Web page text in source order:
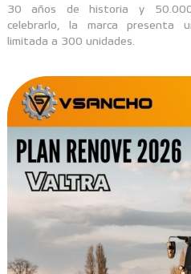
30 años de historia y 50.000
celebrarlo, la marca presenta
limitada a 300 unidades.